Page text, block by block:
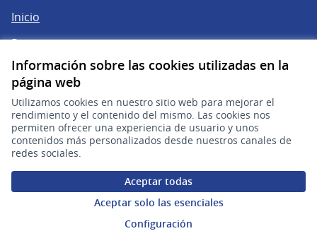
Información sobre las cookies utilizadas en la
página web
Utilizamos cookies en nuestro sitio web para mejorar el
rendimiento y el contenido del mismo. Las cookies nos
permiten ofrecer una experiencia de usuario y unos
contenidos más personalizados desde nuestros canales de
redes sociales.
Aceptar todas
Aceptar solo las esenciales
Configuración
Inicio
Procesos
Ámbitos Participativos
Mi cuenta
Ingresar a la plataforma
Ayuda